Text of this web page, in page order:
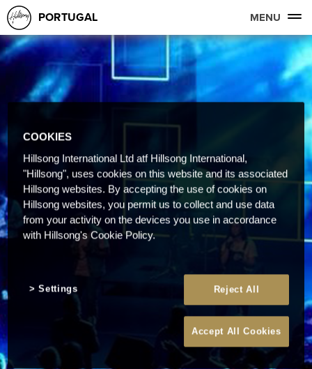
PORTUGAL MENU
COOKIES
Hillsong International Ltd atf Hillsong International,
"Hillsong", uses cookies on this website and its associated
Hillsong websites. By accepting the use of cookies on
Hillsong websites, you permit us to collect and use data
from your activity on the devices you use in accordance
with Hillsong's Cookie Policy.
Reject All
Accept All Cookies
Settings